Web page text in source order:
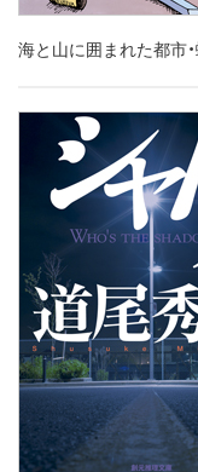
海と山に囲まれた都市